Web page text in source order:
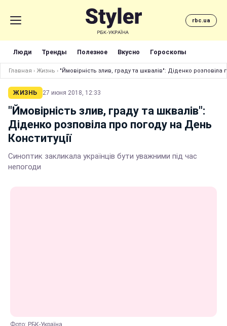
rbc.ua
Люди Тренды Полезное Вкусно Гороскопы
Главная › Жизнь › "Ймовірність злив, граду та шквалів": Діденко розповіла
ЖИЗНЬ 27 июня 2018, 12:33
"Ймовірність злив, граду та шквалів":
Діденко розповіла про погоду на День
Конституції
Синоптик закликала українців бути уважними під час
непогоди